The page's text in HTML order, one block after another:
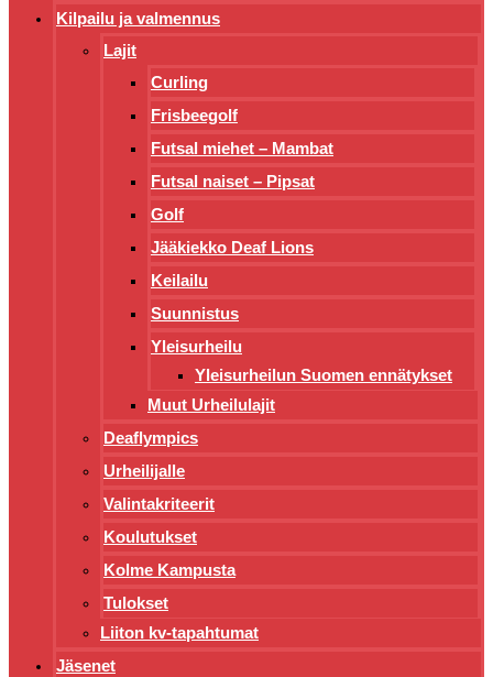
Kilpailu ja valmennus
Lajit
Curling
Frisbeegolf
Futsal miehet – Mambat
Futsal naiset – Pipsat
Golf
Jääkiekko Deaf Lions
Keilailu
Suunnistus
Yleisurheilu
Yleisurheilun Suomen ennätykset
Muut Urheilulajit
Deaflympics
Urheilijalle
Valintakriteerit
Koulutukset
Kolme Kampusta
Tulokset
Liiton kv-tapahtumat
Jäsenet